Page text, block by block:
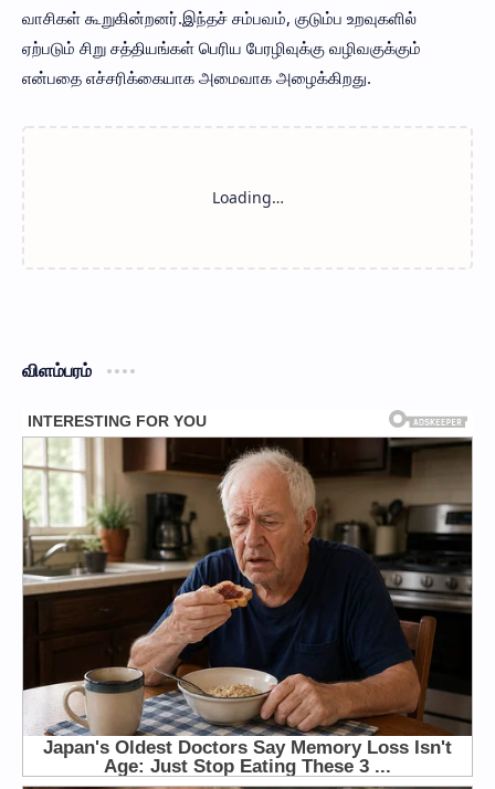
வாசிகள் கூறுகின்றனர்.இந்தச் சம்பவம், குடும்ப உறவுகளில்
ஏற்படும் சிறு சத்‌தியங்கள் பெரிய பேரழிவுக்கு வழிவகுக்கும்
என்பதை எச்சரிக்கையாக அமைவாக அழைக்கிறது.
விளம்பரம்